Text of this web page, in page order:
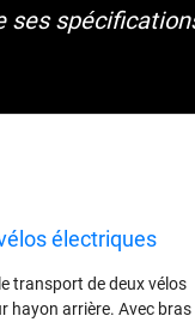
ses
électriques
transport de deux vélos
hayon arrière. Avec bras